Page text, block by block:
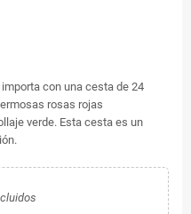
con una cesta de 24
rosas rojas
verde. Esta cesta es un